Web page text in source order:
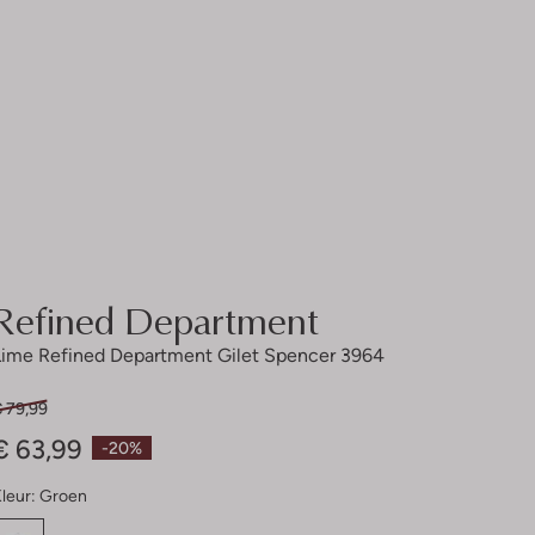
Department
Refined Department Gilet Spencer 3964
-20%
79,99
63,99
Groen